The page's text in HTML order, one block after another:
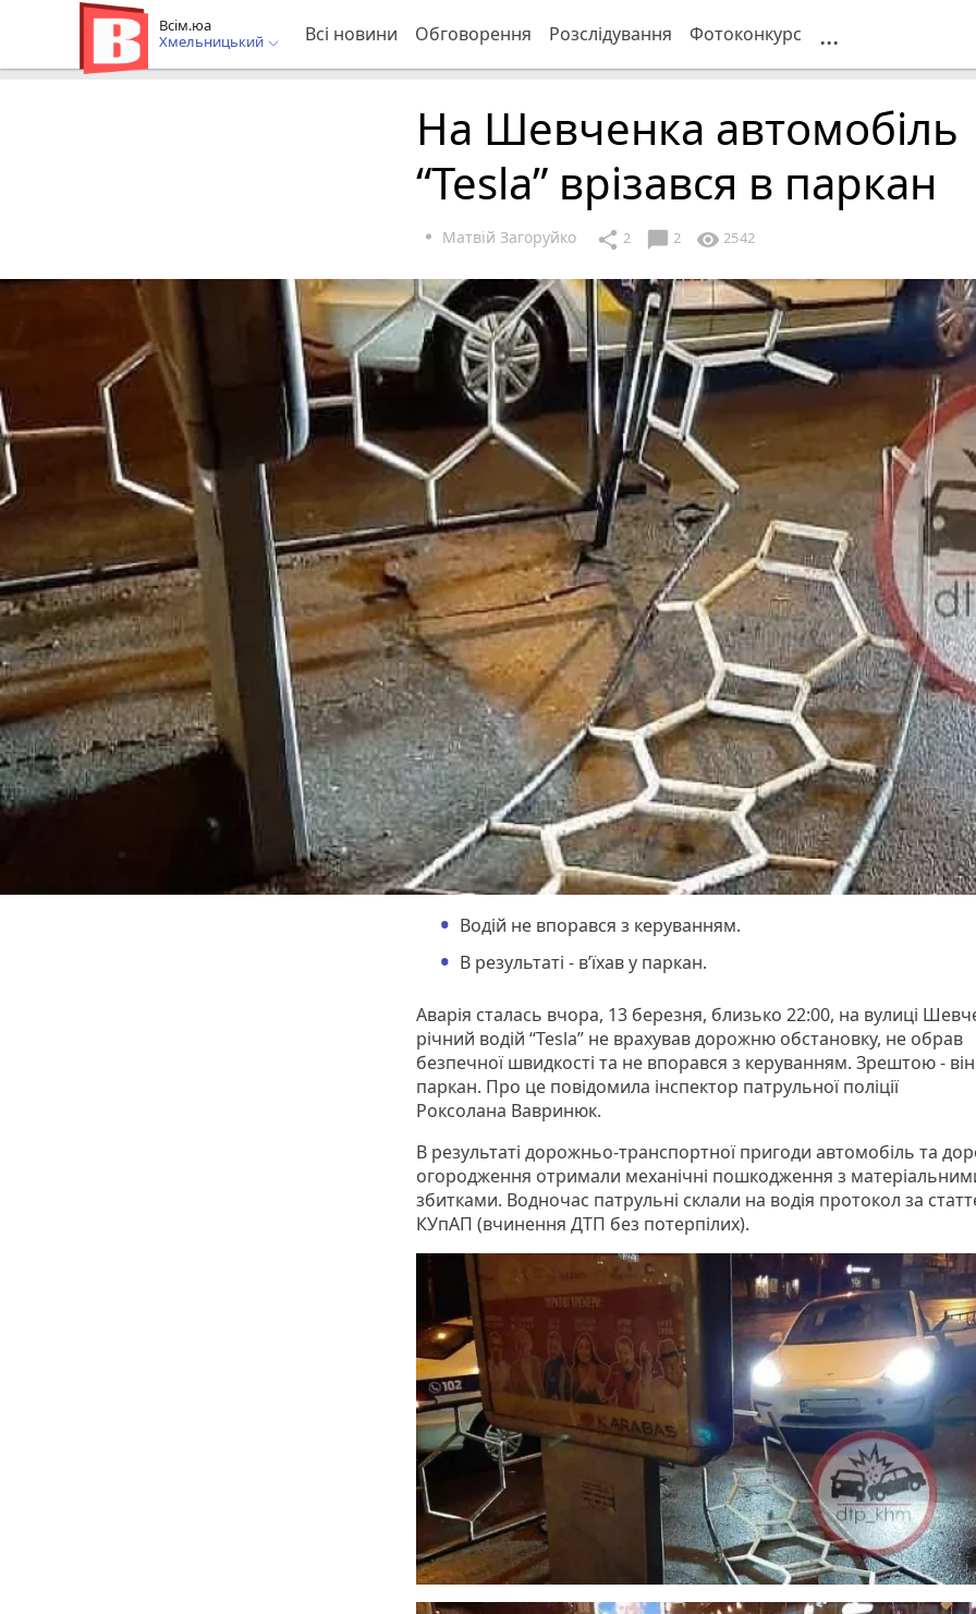
Всім.юа
Хмельницький
Всі новини Обговорення Розслідування Фотоконкурс ...
На Шевченка автомобіль
“Tesla” врізався в паркан
Матвій Загоруйко share 2 chat_bubble 2 visibility 2542
Водій не впорався з керуванням.
В результаті - в’їхав у паркан.
Аварія сталась вчора, 13 березня, близько 22:00, на вулиці
річний водій “Tesla” не врахував дорожню обстановку, не обрав
безпечної швидкості та не впорався з керуванням. Зрештою - він
паркан. Про це повідомила інспектор патрульної поліції
Роксолана Вавринюк.
В результаті дорожньо-транспортної пригоди автомобіль та
огородження отримали механічні пошкодження з
збитками. Водночас патрульні склали на водія протокол за
КУпАП (вчинення ДТП без потерпілих).